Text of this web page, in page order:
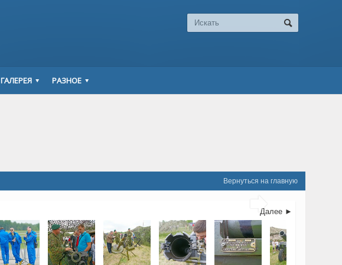
ГАЛЕРЕЯ РАЗНОЕ
Вернуться на главную

Далее ►